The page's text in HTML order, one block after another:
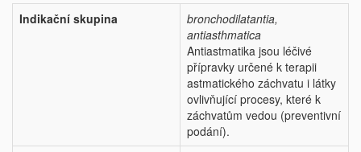
Indikační skupina
bronchodilatantia,
antiasthmatica
Antiastmatika jsou léčivé
přípravky určené k terapii
astmatického záchvatu i látky
ovlivňující procesy, které k
záchvatům vedou (preventivní
podání).